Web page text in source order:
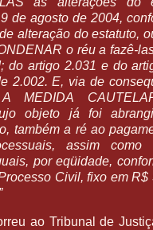
de agosto de 2004,
alteração do estatuto,
o réu a fazê-
do artigo 2.031 e do
2.002. E, via de
A MEDIDA
objeto já foi
também a ré ao
assim como
por eqüidade,
Civil, fixo em R$
ao Tribunal de